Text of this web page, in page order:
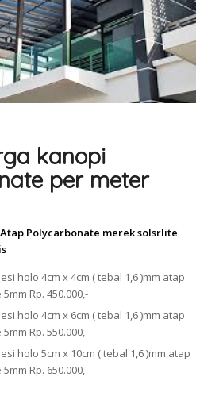
kanopi
per meter
Polycarbonate merek solsrlite
holo 4cm x 4cm ( tebal 1,6 )mm atap
Rp. 450.000,-
holo 4cm x 6cm ( tebal 1,6 )mm atap
Rp. 550.000,-
holo 5cm x 10cm ( tebal 1,6 )mm atap
Rp. 650.000,-